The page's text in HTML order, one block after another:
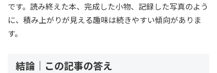
です。読み終えた本、完成した小物、記録した写真のよう
に、積み上がりが見える趣味は続きやすい傾向がありま
す。
結論｜この記事の答え